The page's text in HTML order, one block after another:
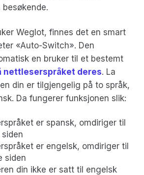
Weglot, finnes det en smart
«Auto-Switch». Den
en bruker til et bestemt
nettleserspråket deres. La
din er tilgjengelig på to språk,
Da fungerer funksjonen slik:
er spansk, omdiriger til
er engelsk, omdiriger til
siden
din ikke er satt til engelsk